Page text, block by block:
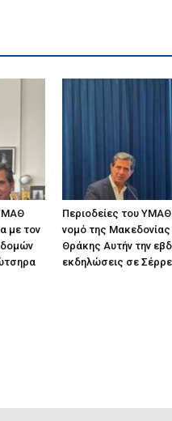
με τον
Περιοδείες του
νομό της Μακεδονίας
Θράκης Αυτήν την
εκδηλώσεις σε